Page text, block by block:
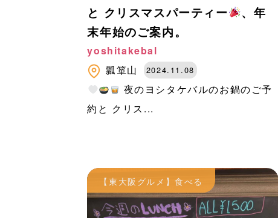
と クリスマスパーティー
、年
末年始のご案内。
yoshitakebal
瓢箪山
2024.11.08
夜のヨシタケバルのお鍋のご予
約と クリス...
【東大阪グルメ】食べる